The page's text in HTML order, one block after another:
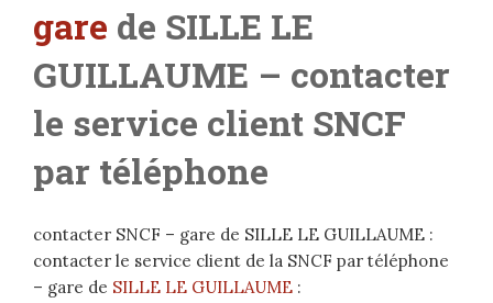
gare de SILLE LE
GUILLAUME – contacter
le service client SNCF
par téléphone
contacter SNCF – gare de SILLE LE GUILLAUME :
contacter le service client de la SNCF par téléphone
– gare de SILLE LE GUILLAUME :